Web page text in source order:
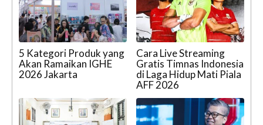
5 Kategori Produk yang
Akan Ramaikan IGHE
2026 Jakarta
Cara Live Streaming
Gratis Timnas Indonesia
di Laga Hidup Mati Piala
AFF 2026